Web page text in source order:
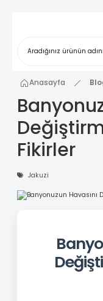
Anasayfa
Fikirler
Jakuzi